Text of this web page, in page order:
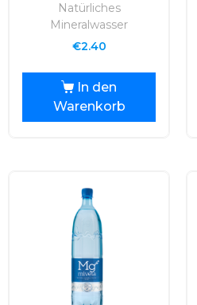
Natürliches
Mineralwasser
€2.40
In den
Warenkorb